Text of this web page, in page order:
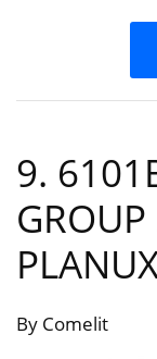
9.
By Comelit